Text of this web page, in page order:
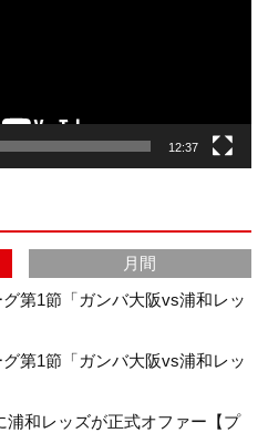
e
C
h
a
12:37
月間
グ第1節「ガンバ大阪vs浦和レッ
グ第1節「ガンバ大阪vs浦和レッ
浦和レッズが正式オファー【プ